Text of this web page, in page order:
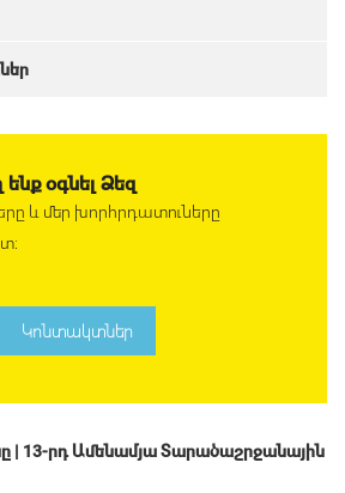
օգնել Ձեզ
և մեր խորհրդատուները
Կոնտակտներ
| 13-րդ Ամենամյա Տարածաշրջանային